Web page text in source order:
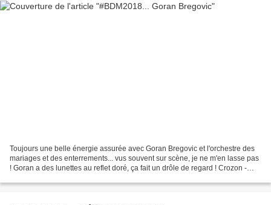
Toujours une belle énergie assurée avec Goran Bregovic et l'orchestre des
mariages et des enterrements... vus souvent sur scène, je ne m'en lasse pas
! Goran a des lunettes au reflet doré, ça fait un drôle de regard ! Crozon -